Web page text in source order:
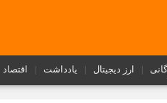
ارز دیجیتال یادداشت اقتصاد